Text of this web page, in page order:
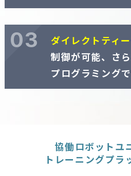
03 ダイレクトティ
制御が可能、さ
プログラミング
協働ロボットユ
トレーニングプラ